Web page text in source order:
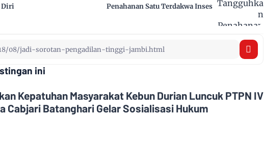
Penahanan Satu Terdakwa Inses
Diri
ini
Kepatuhan Masyarakat Kebun Durian Luncuk PTPN IV
Cabjari Batanghari Gelar Sosialisasi Hukum